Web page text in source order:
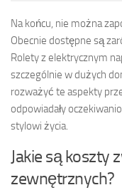
Na końcu, nie można
Obecnie dostępne są
Rolety z elektrycznym
szczególnie w dużych
rozważyć te aspekty
odpowiadały
stylowi życia.
Jakie są koszty
zewnętrznych?